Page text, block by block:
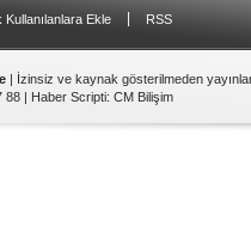
Kullanılanlara Ekle RSS
| İzinsiz ve kaynak gösterilmeden
88 | Haber Scripti: CM Bilişim